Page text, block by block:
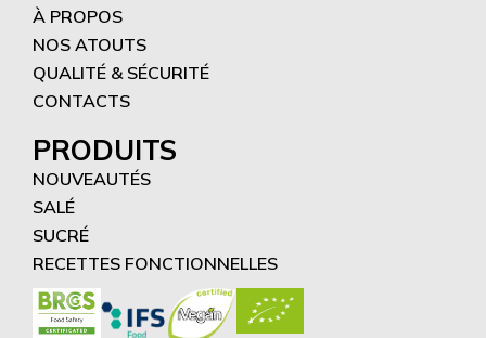
À PROPOS
NOS ATOUTS
QUALITÉ & SÉCURITÉ
CONTACTS
PRODUITS
NOUVEAUTÉS
SALÉ
SUCRÉ
RECETTES FONCTIONNELLES